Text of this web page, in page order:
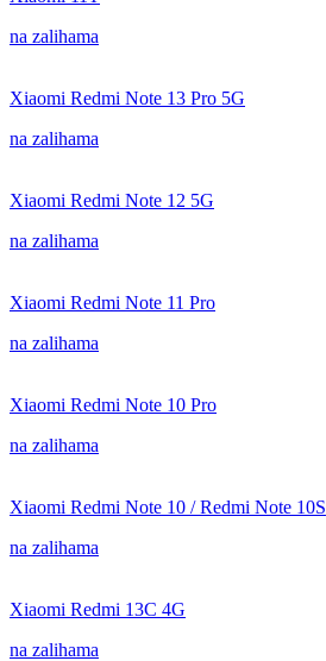
na zalihama
Xiaomi Redmi Note 13 Pro 5G
na zalihama
Xiaomi Redmi Note 12 5G
na zalihama
Xiaomi Redmi Note 11 Pro
na zalihama
Xiaomi Redmi Note 10 Pro
na zalihama
Xiaomi Redmi Note 10 / Redmi Note 10S
na zalihama
Xiaomi Redmi 13C 4G
na zalihama